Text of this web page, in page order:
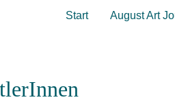
Start August Art